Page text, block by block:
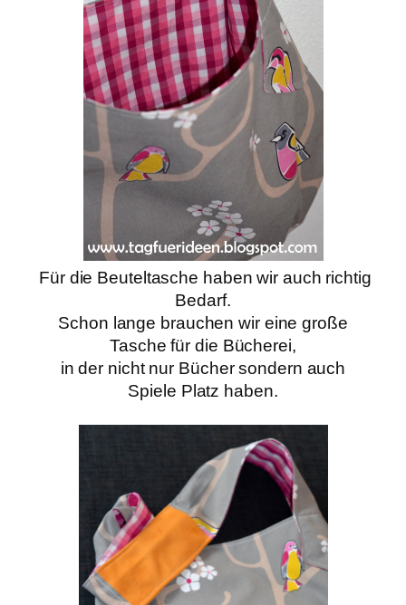
Für die Beuteltasche haben wir auch richtig
Bedarf.
Schon lange brauchen wir eine große
Tasche für die Bücherei,
in der nicht nur Bücher sondern auch
Spiele Platz haben.